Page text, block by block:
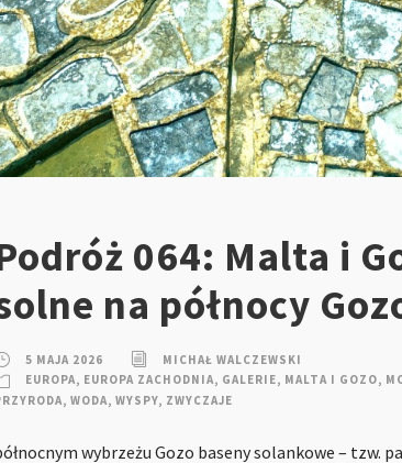
064: Malta i
na północy
5 MAJA 2026
MICHAŁ WALCZEWSKI
EUROPA, EUROPA ZACHODNIA, GALERIE, MALTA I GOZO,
, WODA, WYSPY, ZWYCZAJE
wybrzeżu Gozo baseny solankowe – tzw.